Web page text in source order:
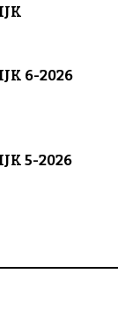
6-2026
5-2026